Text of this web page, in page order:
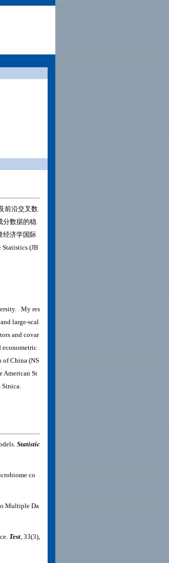
前沿交叉数
分数据的稳
经济学国际
(JB
My res
large-scal
and covar
econometric
of China (NS
American St
Statistic
co
Multiple Da
Test, 33(3),